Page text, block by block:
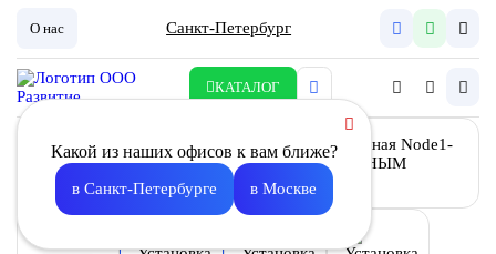
О нас Санкт-Петербург
КАТАЛОГ
Какой из наших офисов к вам ближе?
в Санкт-Петербурге в Москве